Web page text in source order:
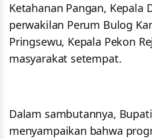
Ketahanan Pangan, Kepala
perwakilan Perum Bulog
Pringsewu, Kepala Pekon
masyarakat setempat.
Dalam sambutannya,
menyampaikan bahwa